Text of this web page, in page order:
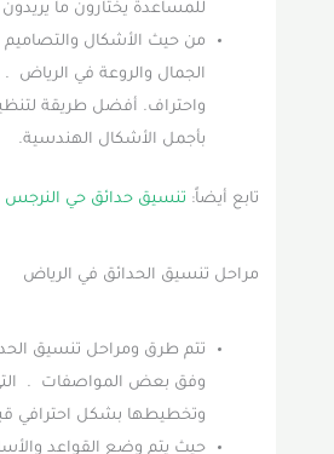
للمساعدة يختارون ما
من حيث الأشكال والتصاميم
الجمال والروعة في الرياض
واحتراف. أفضل طريقة
بأجمل الأشكال الهندسية.
تابع أيضاً: تنسيق حدائق حي النرجس
مراحل تنسيق الحدائق في الرياض
تتم طرق ومراحل تنسيق
وفق بعض المواصفات .
وتخطيطها بشكل احترافي
حيث يتم وضع القواعد